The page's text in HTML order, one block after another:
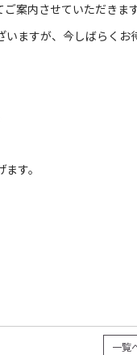
案内させていただきます
ますが、今しばらくお
す。
一覧